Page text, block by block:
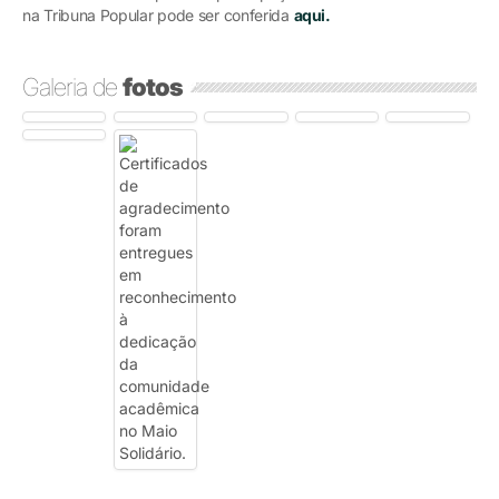
na Tribuna Popular pode ser conferida aqui.
Galeria defotos